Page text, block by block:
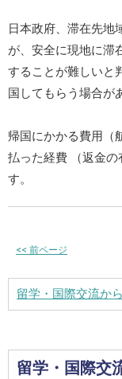
日本政府、滞在先地
が、安全に現地に滞
することが難しいと
国してもらう場合が
帰国にかかる費用（
払った経費 （返金
す。
<< 前ページ
留学・国際交流か
留学・国際交